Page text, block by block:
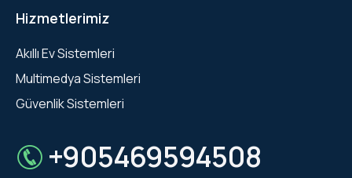
Hizmetlerimiz
Akıllı Ev Sistemleri
Multimedya Sistemleri
Güvenlik Sistemleri
+905469594508